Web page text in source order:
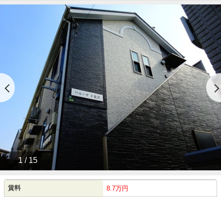
1 / 15
賃料 8.7万円